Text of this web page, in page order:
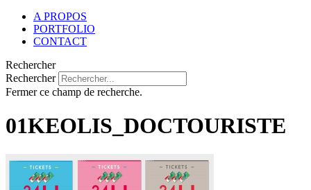
A PROPOS
PORTFOLIO
CONTACT
Rechercher
Rechercher
Fermer ce champ de recherche.
01KEOLIS_DOCTOURISTE